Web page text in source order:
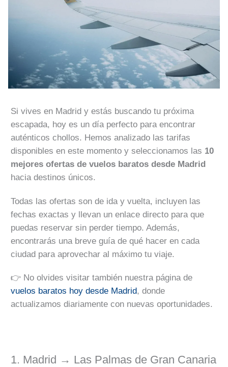
Si vives en Madrid y estás buscando tu próxima
escapada, hoy es un día perfecto para encontrar
auténticos chollos. Hemos analizado las tarifas
disponibles en este momento y seleccionamos las 10
mejores ofertas de vuelos baratos desde Madrid
hacia destinos únicos.
Todas las ofertas son de ida y vuelta, incluyen las
fechas exactas y llevan un enlace directo para que
puedas reservar sin perder tiempo. Además,
encontrarás una breve guía de qué hacer en cada
ciudad para aprovechar al máximo tu viaje.
👉 No olvides visitar también nuestra página de
vuelos baratos hoy desde Madrid, donde
actualizamos diariamente con nuevas oportunidades.
1. Madrid → Las Palmas de Gran Canaria